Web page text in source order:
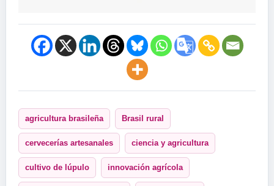
agricultura brasileña Brasil rural
cervecerías artesanales ciencia y agricultura
cultivo de lúpulo innovación agrícola